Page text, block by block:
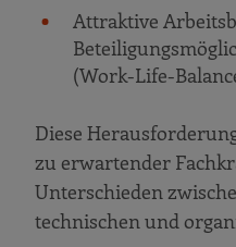
Attraktive
(Work-Life-
Diese
zu erwartender
Unterschieden
technischen und